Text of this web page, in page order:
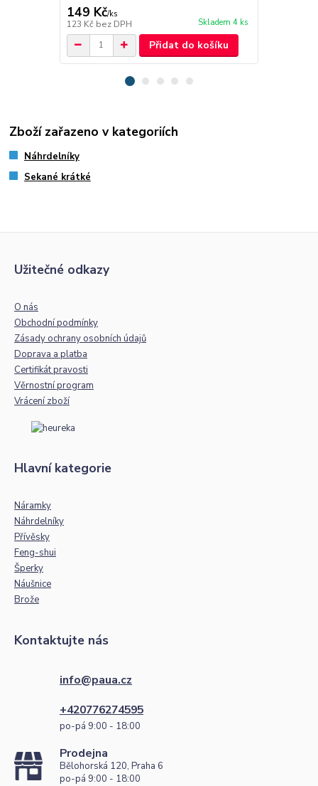
149 Kč/ks
123 Kč bez DPH Skladem 4 ks
Přidat do košíku
Zboží zařazeno v kategoriích
Náhrdelníky
Sekané krátké
Užitečné odkazy
O nás
Obchodní podmínky
Zásady ochrany osobních údajů
Doprava a platba
Certifikát pravosti
Věrnostní program
Vrácení zboží
Hlavní kategorie
Náramky
Náhrdelníky
Přívěsky
Feng-shui
Šperky
Náušnice
Brože
Kontaktujte nás
info@paua.cz
+420776274595
po-pá 9:00 - 18:00
Prodejna
Bělohorská 120, Praha 6
po-pá 9:00 - 18:00